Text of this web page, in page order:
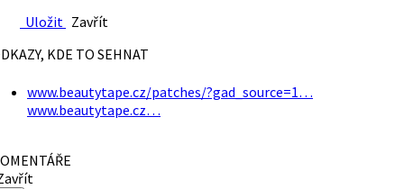
Uložit Zavřít
KDE TO SEHNAT
www.beautytape.cz/patches/?gad_source=1…
www.beautytape.cz…